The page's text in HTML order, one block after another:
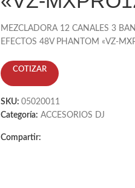
MEZCLADORA 12 CANALES 3
EFECTOS 48V PHANTOM «VZ-
COTIZAR
SKU: 05020011
Categoría: ACCESORIOS DJ
Compartir: